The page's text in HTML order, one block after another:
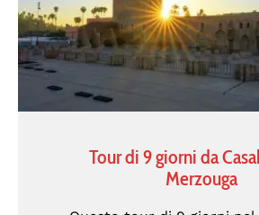
Tour di 9 giorni da
Merzouga